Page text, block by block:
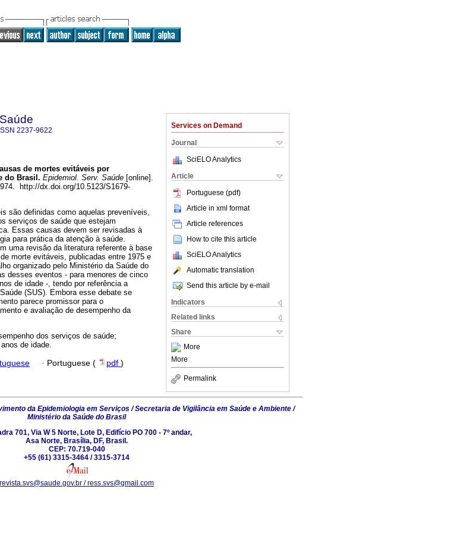
Services on Demand
Journal
SciELO Analytics
Article
Portuguese (pdf)
Article in xml format
Article references
How to cite this article
SciELO Analytics
Automatic translation
Send this article by e-mail
Indicators
Related links
Share
More
More
Permalink
ISSN 2237-9622
de mortes evitáveis por
do Brasil . Epidemiol. Serv. Saúde [online].
http://dx.doi.org/10.5123/S1679-
são definidas como aquelas preveníveis,
serviços de saúde que estejam
Essas causas devem ser revisadas à
para prática da atenção à saúde.
uma revisão da literatura referente à base
morte evitáveis, publicadas entre 1975 e
organizado pelo Ministério da Saúde do
desses eventos - para menores de cinco
de idade -, tendo por referência a
(SUS). Embora esse debate se
parece promissor para o
e avaliação de desempenho da
dos serviços de saúde;
de idade.
· Portuguese ( pdf )
da Epidemiologia em Serviços / Secretaria de Vigilância em Saúde e Ambiente /
Ministério da Saúde do Brasil
701, Via W 5 Norte, Lote D, Edifício PO 700 - 7º andar,
Asa Norte, Brasília, DF, Brasil.
CEP: 70.719-040
+55 (61) 3315-3464 / 3315-3714
revista.svs@saude.gov.br / ress.svs@gmail.com